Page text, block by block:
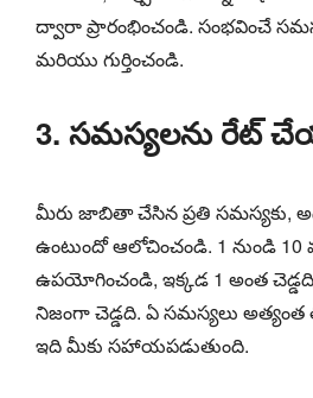
ద్వారా ప్రారంభించండి. సంభవించే
మరియు గుర్తించండి.
3. సమస్యలను రేట్
మీరు జాబితా చేసిన ప్రతి సమస్యకు,
ఉంటుందో ఆలోచించండి. 1 నుండి 10
ఉపయోగించండి, ఇక్కడ 1 అంత
నిజంగా చెడ్డది. ఏ సమస్యలు అత్యంత
ఇది మీకు సహాయపడుతుంది.